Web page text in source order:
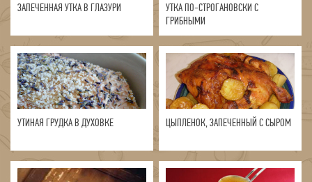
ЗАПЕЧЕННАЯ УТКА В ГЛАЗУРИ
УТКА ПО-СТРОГАНОВСКИ С
ГРИБНЫМИ
УТИНАЯ ГРУДКА В ДУХОВКЕ ЦЫПЛЕНОК, ЗАПЕЧЕННЫЙ С СЫРОМ